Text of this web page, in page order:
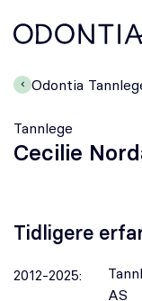
page
Behandlinger
Odontia
Tannlege
Cecilie
Tidligere
2012-2025:
AS